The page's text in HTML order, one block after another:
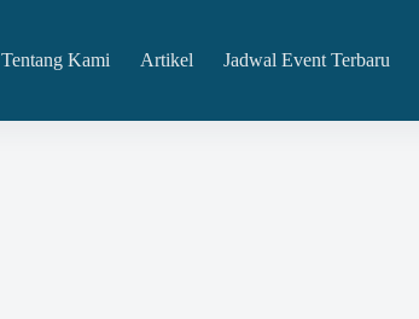
Tentang Kami Artikel Jadwal Event Terbaru